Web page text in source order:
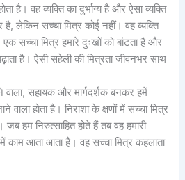
है। वह व्यक्ति का दुर्भाग्य है और ऐसा व्यक्ति
लेकिन सच्चा मित्र कोई नहीं। वह व्यक्ति
एक सच्चा मित्र हमारे दुःखों को बांटता हैं और
है। ऐसी सहेली की मित्रता जीवनभर साथ
वाला, सहायक और मार्गदर्शक बनकर हमें
होता है। निराशा के क्षणों में सच्चा मित्र
जब हम निरुत्साहित होते हैं तब वह हमारी
काम आता आता है। वह सच्चा मित्र कहलाता